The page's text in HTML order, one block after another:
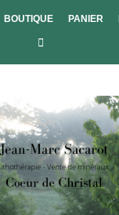
BOUTIQUE PANIER